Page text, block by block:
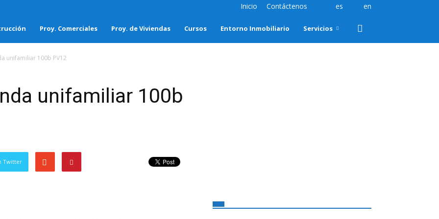
Inicio Contáctenos es en
Proy. Comerciales Proy. de Viviendas Cursos Entorno Inmobiliario Servicios
unifamiliar 100b PV12
unifamiliar 100b
Twitter